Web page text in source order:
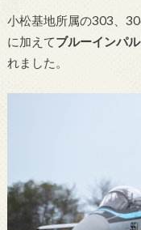
小松基地所属の303、
に加えてブルーインパ
れました。